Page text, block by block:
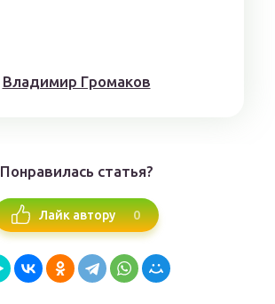
Влaдимиp Гpoмaкoв
Понравилась статья?
Лайк автору 0